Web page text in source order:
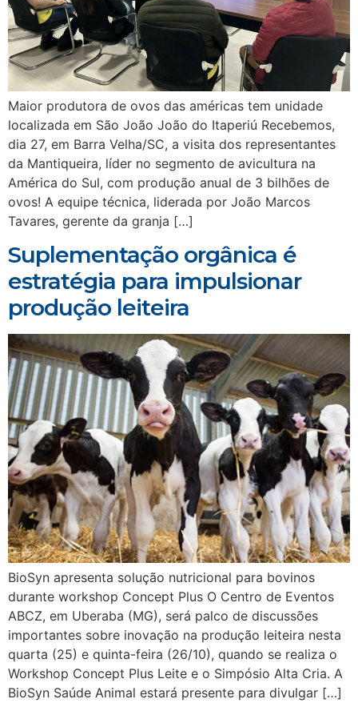
Maior produtora de ovos das américas tem unidade
localizada em São João João do Itaperiú Recebemos,
dia 27, em Barra Velha/SC, a visita dos representantes
da Mantiqueira, líder no segmento de avicultura na
América do Sul, com produção anual de 3 bilhões de
ovos! A equipe técnica, liderada por João Marcos
Tavares, gerente da granja […]
Suplementação orgânica é
estratégia para impulsionar
produção leiteira
BioSyn apresenta solução nutricional para bovinos
durante workshop Concept Plus O Centro de Eventos
ABCZ, em Uberaba (MG), será palco de discussões
importantes sobre inovação na produção leiteira nesta
quarta (25) e quinta-feira (26/10), quando se realiza o
Workshop Concept Plus Leite e o Simpósio Alta Cria. A
BioSyn Saúde Animal estará presente para divulgar […]